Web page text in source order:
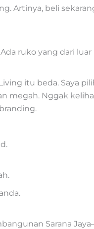
Artinya, beli
ruko yang dari
itu beda. Saya
Nggak
Sarana